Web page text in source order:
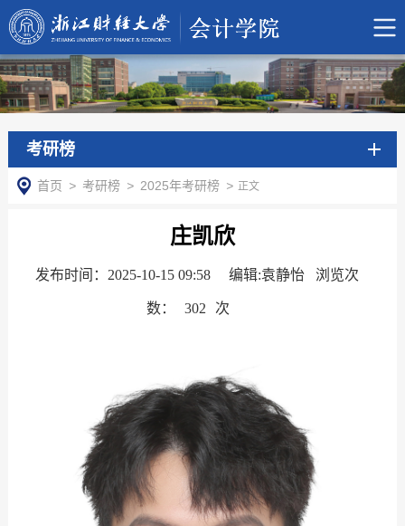
考研榜
首页 > 考研榜 > 2025年考研榜 > 正文
庄凯欣
发布时间：2025-10-15 09:58 编辑:袁静怡 浏览次
数： 302 次